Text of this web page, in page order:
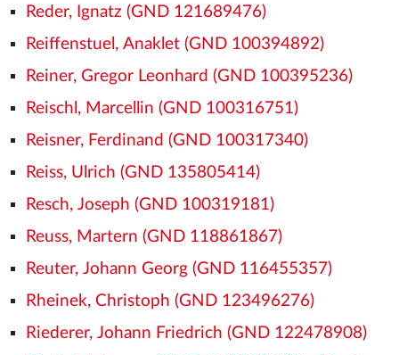
Reder, Ignatz (GND 121689476)
Reiffenstuel, Anaklet (GND 100394892)
Reiner, Gregor Leonhard (GND 100395236)
Reischl, Marcellin (GND 100316751)
Reisner, Ferdinand (GND 100317340)
Reiss, Ulrich (GND 135805414)
Resch, Joseph (GND 100319181)
Reuss, Martern (GND 118861867)
Reuter, Johann Georg (GND 116455357)
Rheinek, Christoph (GND 123496276)
Riederer, Johann Friedrich (GND 122478908)